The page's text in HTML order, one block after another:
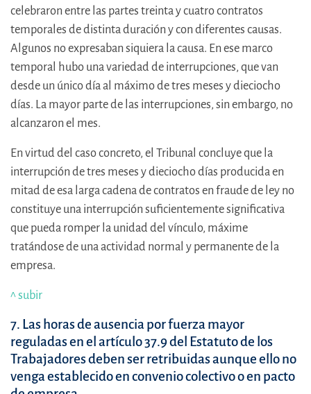
celebraron entre las partes treinta y cuatro contratos
temporales de distinta duración y con diferentes causas.
Algunos no expresaban siquiera la causa. En ese marco
temporal hubo una variedad de interrupciones, que van
desde un único día al máximo de tres meses y dieciocho
días. La mayor parte de las interrupciones, sin embargo, no
alcanzaron el mes.
En virtud del caso concreto, el Tribunal concluye que la
interrupción de tres meses y dieciocho días producida en
mitad de esa larga cadena de contratos en fraude de ley no
constituye una interrupción suficientemente significativa
que pueda romper la unidad del vínculo, máxime
tratándose de una actividad normal y permanente de la
empresa.
^ subir
7. Las horas de ausencia por fuerza mayor
reguladas en el artículo 37.9 del Estatuto de los
Trabajadores deben ser retribuidas aunque ello no
venga establecido en convenio colectivo o en pacto